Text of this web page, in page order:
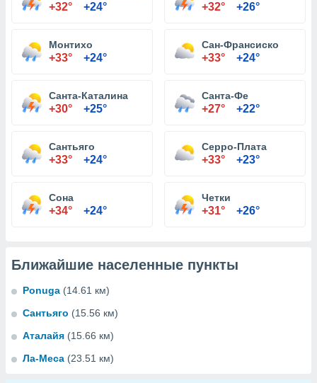
+32° +24° +32° +26°
Монтихо
+33° +24°
Сан-Франсиско
+33° +24°
Санта-Каталина
+30° +25°
Санта-Фе
+27° +22°
Сантьяго
+33° +24°
Серро-Плата
+33° +23°
Сона
+34° +24°
Четки
+31° +26°
Ближайшие населенные пункты
Ponuga (14.61 км)
Сантьяго (15.56 км)
Аталайя (15.66 км)
Ла-Меса (23.51 км)